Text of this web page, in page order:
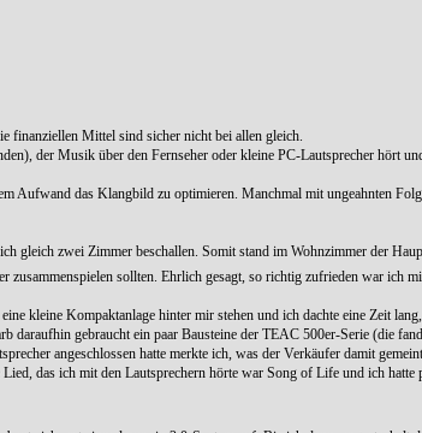
finanziellen Mittel sind sicher nicht bei allen gleich.
der Musik über den Fernseher oder kleine PC-Lautsprecher hört
Aufwand das Klangbild zu optimieren. Manchmal mit ungeahnten
gleich zwei Zimmer beschallen. Somit stand im Wohnzimmer der
sollten. Ehrlich gesagt, so richtig zufrieden war ich
kleine Kompaktanlage hinter mir stehen und ich dachte eine Zeit
gebraucht ein paar Bausteine der TEAC 500er-Serie (die
angeschlossen hatte merkte ich, was der Verkäufer damit
das ich mit den Lautsprechern hörte war Song of Life und ich